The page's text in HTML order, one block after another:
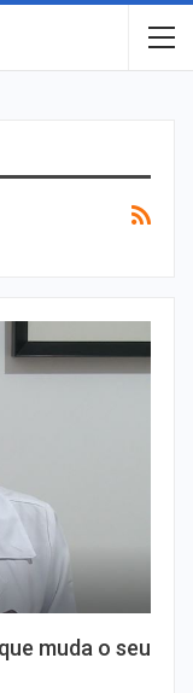
muda o seu